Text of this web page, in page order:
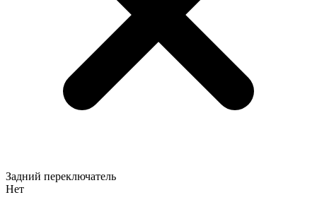
Задний переключатель
Нет